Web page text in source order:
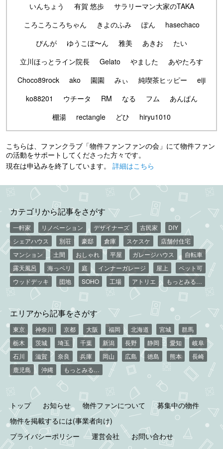
いんちょう
有賀 悠歩
サラリーマン大家のTAKA
ころころころちゃん
きよのふみ ぽん
hasechaco
ぴんが
ゆうこぼ〜ん 雅美 あきお
たい
立川ほっとライン院長
Gelato やました
あやたろす
Choco89rock
ako 園園 みぃ 純喫茶ヒッピー
eiji
ko88201
ウチータ RM なる フム
あんぱん
棚湯
rectangle どひ hiryu1010
こちらは、ファンクラブ「物件ファンファンの会」にて物件ファン
の活動をサポートしてくださった方々です。
現在は申込みを終了しています。 詳細はこちら
カテゴリから記事をさがす
一軒家 リノベーション デザイナーズ 古民家
DIY
シェアハウス
別荘 豪邸 倉庫 スケスケ
店舗付住宅
マンション
土間 おしゃれ 平屋 ガレージハウス
自転車
露天風呂
海っペリ 庭 インナーガレージ 屋上
ペット可
ウッドデッキ
団地 SOHO 工場 アトリエ もっとみる…
エリアから記事をさがす
東京 神奈川 京都 大阪 福岡 北海道 宮城
群馬
栃木
茨城 埼玉 千葉 新潟 長野 静岡 愛知
岐阜
石川
滋賀 奈良 兵庫 岡山 広島 徳島 熊本
長崎
鹿児島
沖縄 もっとみる…
トップ お知らせ 物件ファンについて
募集中の物件
物件を掲載するには(事業者向け)
プライバシーポリシー
運営会社 お問い合わせ